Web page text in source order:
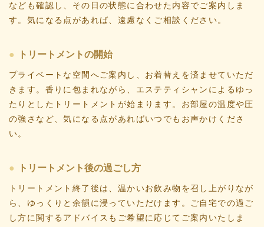
なども確認し、その日の状態に合わせた内容でご案内しま
す。気になる点があれば、遠慮なくご相談ください。
トリートメントの開始
プライベートな空間へご案内し、お着替えを済ませていただ
きます。香りに包まれながら、エステティシャンによるゆっ
たりとしたトリートメントが始まります。お部屋の温度や圧
の強さなど、気になる点があればいつでもお声かけくださ
い。
トリートメント後の過ごし方
トリートメント終了後は、温かいお飲み物を召し上がりなが
ら、ゆっくりと余韻に浸っていただけます。ご自宅での過ご
し方に関するアドバイスもご希望に応じてご案内いたしま